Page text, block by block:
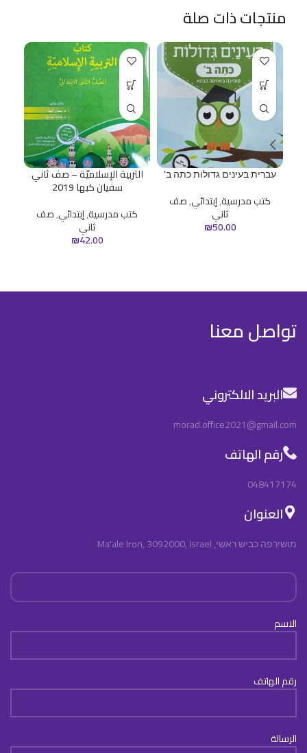
منتجات ذات صلة
עברית בעינים גדולות כתה ב’
كتب مدرسية,إبتدائي,صف
ثاني
₪50.00
التربية الإسلاميّة – صف ثاني
سفيان كبها 2019
كتب مدرسية,إبتدائي,صف
ثاني
₪42.00
تواصل معنا
البريد الالكتروني
morad.office2021@gmail.com
رقم الهاتف
048417174
العنوان
מושירפה כביש ראשי, Ma'ale Iron, 3092000, Israel
الاسم
رقم الهاتف
الرسالة